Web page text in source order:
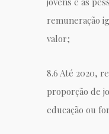
remuneração
valor;
8.6 Até 2020,
proporção de
educação ou